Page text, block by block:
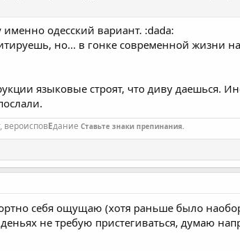
одесский вариант. :dada:
но... в гонке современной жизни
языковые строят, что диву даешься.
вероисповЕдание Ставьте знаки препинания.
себя ощущаю (хотя раньше было
не требую пристегиваться, думаю